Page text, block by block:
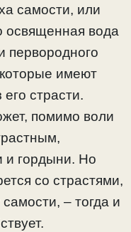
самости, или
освященная вода
первородного
имеют
страсти.
помимо воли
и гордыни. Но
со страстями,
– тогда и